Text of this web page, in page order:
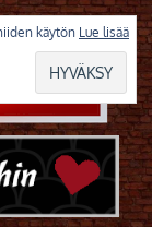
käytön Lue lisää